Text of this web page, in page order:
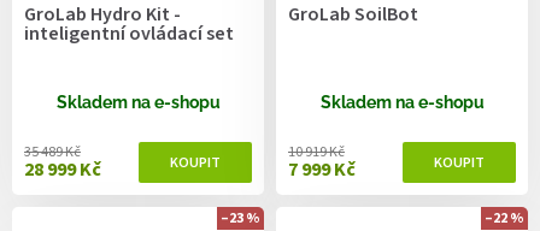
GroLab Hydro Kit -
inteligentní ovládací set
Skladem na e-shopu
28 999 Kč
35 489 Kč
GroLab SoilBot
Skladem na e-shopu
7 999 Kč
10 919 Kč
–23 % –22 %